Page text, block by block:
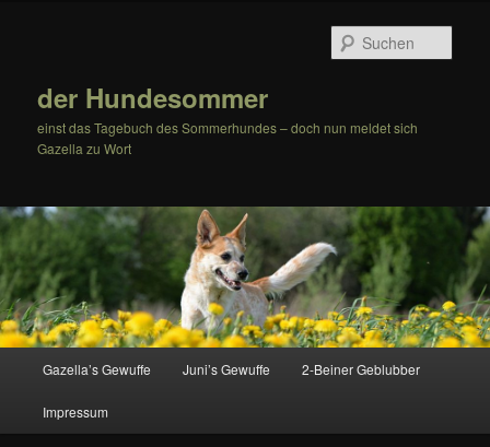
der Hundesommer
einst das Tagebuch des Sommerhundes – doch nun meldet sich
Gazella zu Wort
Gazella’s Gewuffe Juni’s Gewuffe 2-Beiner Geblubber
Impressum